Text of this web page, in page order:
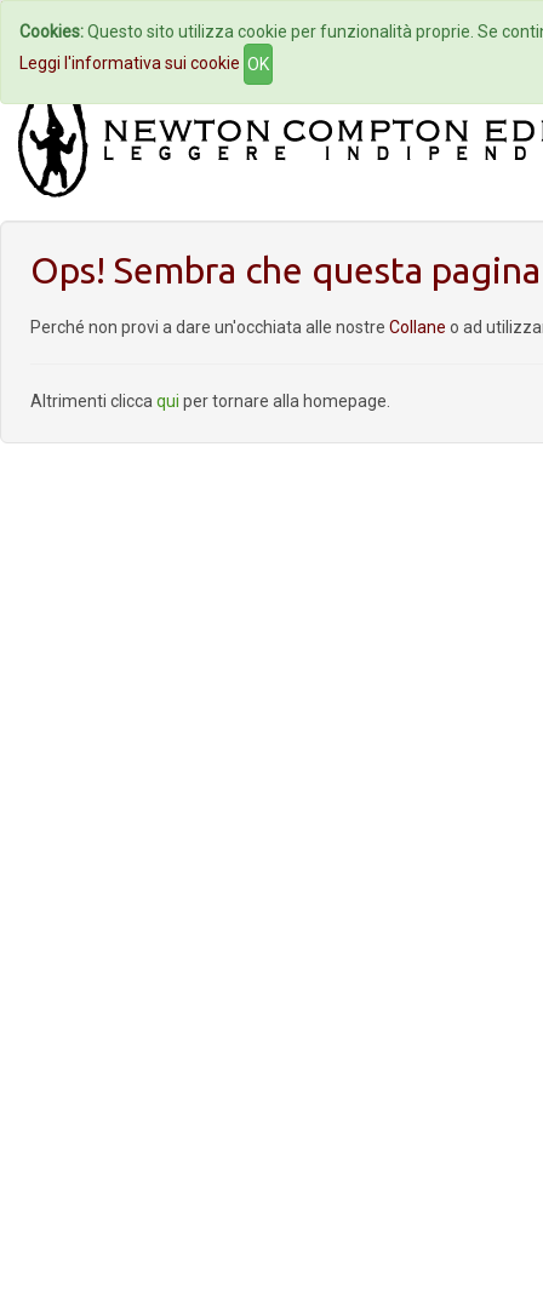
Home Autori Eventi
Ops! Sembra che questa
Perché non provi a dare un'occhiata alle nostre Collane o ad
Altrimenti clicca qui per tornare alla homepage.
Cookies:Questo sito utilizza cookie per funzionalità proprie. Se
Leggi l'informativa sui cookie OK